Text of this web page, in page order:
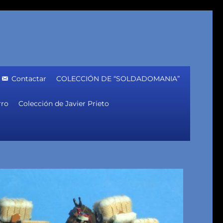
Contactar COLECCIÓN DE “SOLDADOMANIA”
Colección de Javier Prieto